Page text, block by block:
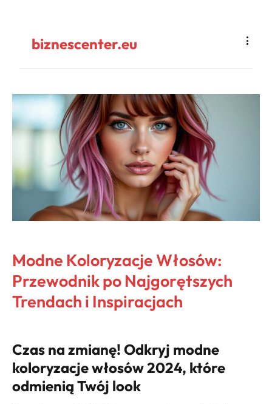
biznescenter.eu
Modne Koloryzacje Włosów:
Przewodnik po Najgorętszych
Trendach i Inspiracjach
Czas na zmianę! Odkryj modne
koloryzacje włosów 2024, które
odmienią Twój look